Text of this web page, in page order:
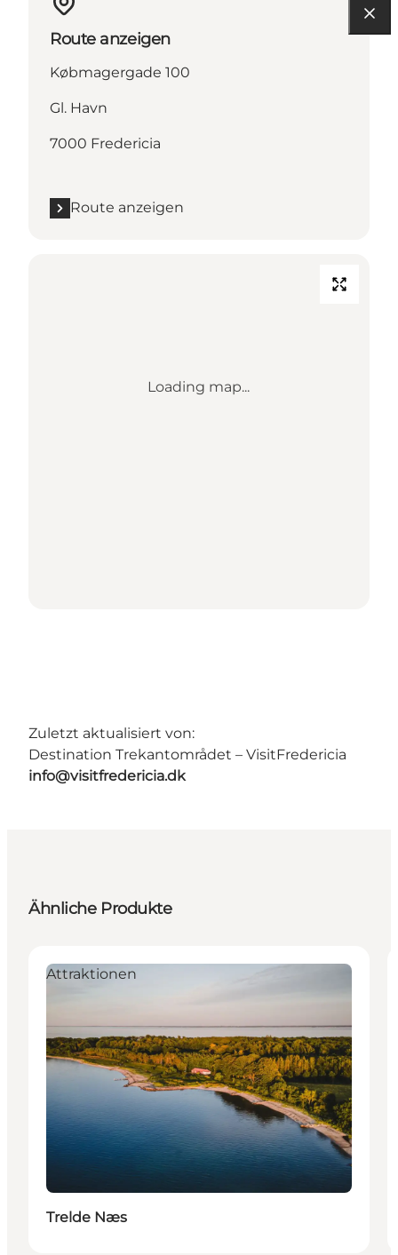
Route anzeigen
Købmagergade 100
Gl. Havn
7000 Fredericia
Route anzeigen
Loading map...
Zuletzt aktualisiert von:
Destination Trekantområdet – VisitFredericia
info@visitfredericia.dk
Ähnliche Produkte
Attraktionen
Trelde Næs